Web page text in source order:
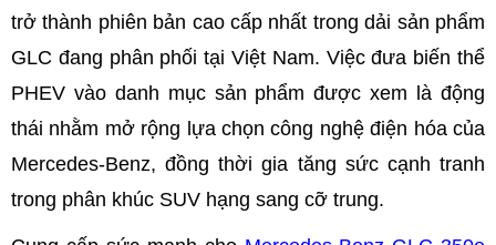
trở thành phiên bản cao cấp nhất trong dải sản phẩm
GLC đang phân phối tại Việt Nam. Việc đưa biến thể
PHEV vào danh mục sản phẩm được xem là động
thái nhằm mở rộng lựa chọn công nghệ điện hóa của
Mercedes-Benz, đồng thời gia tăng sức cạnh tranh
trong phân khúc SUV hạng sang cỡ trung.